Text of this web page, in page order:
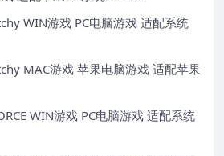
WIN游戏 PC电脑游戏 适配系统
MAC游戏 苹果电脑游戏 适配苹果
WIN游戏 PC电脑游戏 适配系统